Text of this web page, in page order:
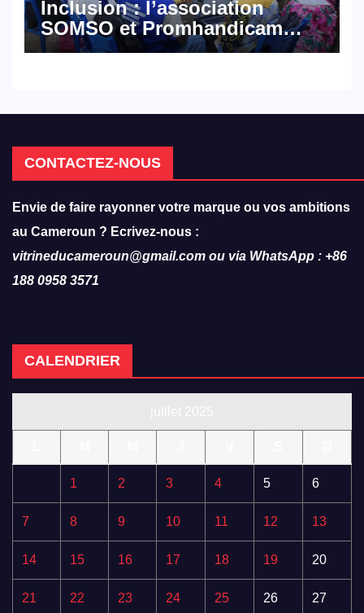
Inclusion : l’association
SOMSO et Promhandicam
militent en faveur d’une
CONTACTEZ-NOUS
Envie de faire rayonner votre marque ou vos ambitions
au Cameroun ? Ecrivez-nous :
vitrineducameroun@gmail.com ou via WhatsApp : +86
188 0958 3571
CALENDRIER
1 2 3 4 5 6
7 8 9 10 11 12 13
14 15 16 17 18 19 20
21 22 23 24 25 26 27